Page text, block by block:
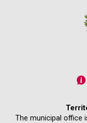
The municipal office